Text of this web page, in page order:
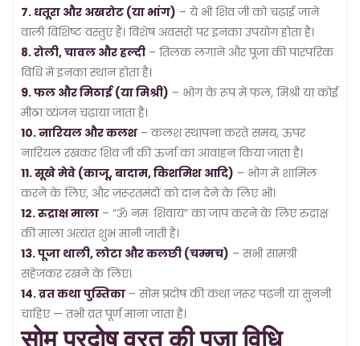
7. धतूरा और अखरोट (या भांग) – ये भी शिव जी को चढ़ाई जाने
वाली विशिष्ट वस्तुएं हैं। विशेष अवसरों पर इनका उपयोग होता है।
8. रोली, चावल और हल्दी – तिलक लगाने और पूजा की पारंपरिक
विधि में इनका स्थान होता है।
9. फल और मिठाई (या मिश्री) – भोग के रूप में फल, मिश्री या कोई
मीठा व्यंजन चढ़ाया जाता है।
10. नारियल और कलश – कलश स्थापना करते समय, ऊपर
नारियल रखकर शिव जी की ऊर्जा का आवाहन किया जाता है।
11. सूखे मेवे (काजू, बादाम, किशमिश आदि) – भोग में शामिल
करने के लिए, और ज़रूरतमंदों को दान देने के लिए भी।
12. रुद्राक्ष माला – “ॐ नमः शिवाय” का जाप करने के लिए रुद्राक्ष
की माला अत्यंत शुभ मानी जाती है।
13. पूजा थाली, लोटा और कलछी (चम्मच) – सभी सामग्री
सहेजकर रखने के लिए।
14. व्रत कथा पुस्तिका – सोम प्रदोष की कथा ज़रूर पढ़नी या सुननी
चाहिए — तभी व्रत पूर्ण माना जाता है।
सोम प्रदोष व्रत की पूजा विधि